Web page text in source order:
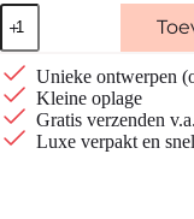
Keine
vergulde
creolen
met
drie
verbonden
ringen
aantal
Unieke ontwerpen
Kleine oplage
Gratis verzenden
Luxe verpakt en